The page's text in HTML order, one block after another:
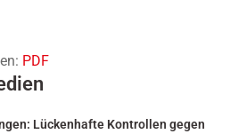
PDF
Lückenhafte Kontrollen gegen